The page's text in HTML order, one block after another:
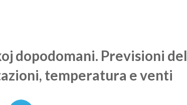
dopodomani. Previsioni del
temperatura e venti